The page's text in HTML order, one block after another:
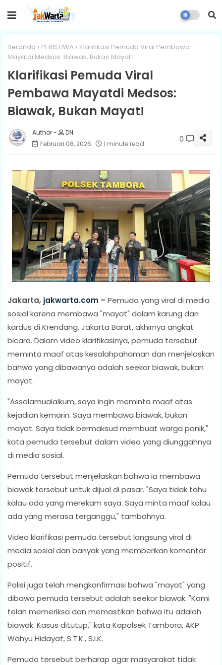
Beranda PERISTIWA
Klarifikasi Pemuda Viral Pembawa
Mayatdi Medsos: Biawak, Bukan Mayat!
Klarifikasi Pemuda Viral
Pembawa Mayatdi Medsos:
Biawak, Bukan Mayat!
DN
Februari 08, 2026
1 minute read 0
Jakarta, jakwarta.com – Pemuda yang viral di media
sosial karena membawa "mayat" dalam karung dan
kardus di Krendang, Jakarta Barat, akhirnya angkat
bicara. Dalam video klarifikasinya, pemuda tersebut
meminta maaf atas kesalahpahaman dan menjelaskan
bahwa yang dibawanya adalah seekor biawak, bukan
mayat.
"Assalamualaikum, saya ingin meminta maaf atas
kejadian kemarin. Saya membawa biawak, bukan
mayat. Saya tidak bermaksud membuat warga panik,"
kata pemuda tersebut dalam video yang diunggahnya
di media sosial.
Pemuda tersebut menjelaskan bahwa ia membawa
biawak tersebut untuk dijual di pasar. "Saya tidak tahu
kalau ada yang merekam saya. Saya minta maaf kalau
ada yang merasa terganggu," tambahnya.
Video klarifikasi pemuda tersebut langsung viral di
media sosial dan banyak yang memberikan komentar
positif.
Polisi juga telah mengkonfirmasi bahwa "mayat" yang
dibawa pemuda tersebut adalah seekor biawak. "Kami
telah memeriksa dan memastikan bahwa itu adalah
biawak. Kasus ditutup," kata Kapolsek Tambora, AKP
Wahyu Hidayat, S.T.K., S.I.K.
Pemuda tersebut berharap agar masyarakat tidak